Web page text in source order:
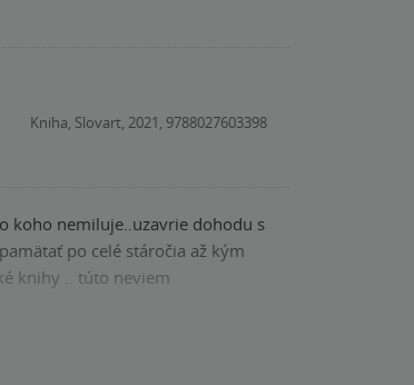
Kniha, Slovart, 2021, 9788027603398
koho nemiluje..uzavrie dohodu s
po celé stáročia až kým